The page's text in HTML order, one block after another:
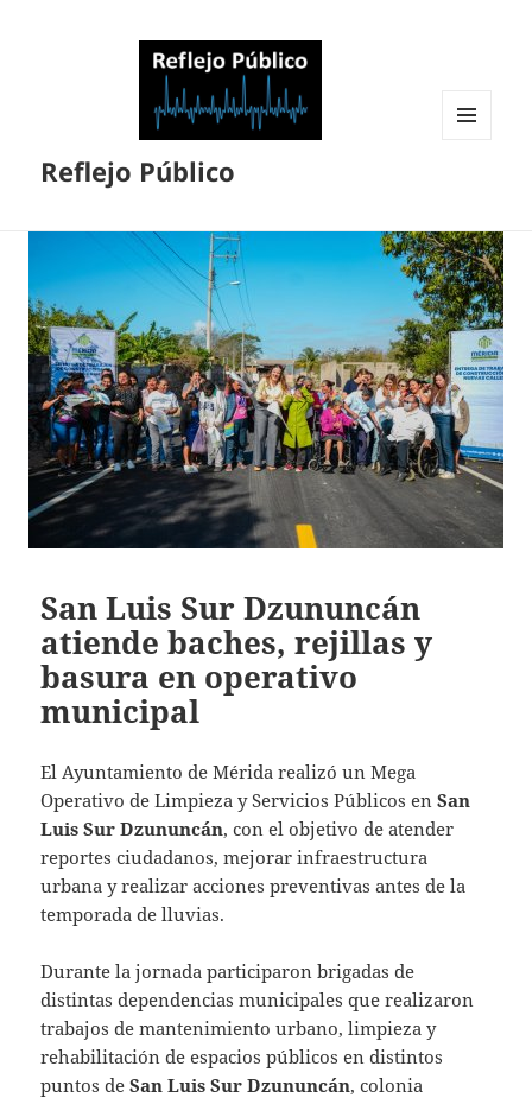
Reflejo Público
San Luis Sur Dzununcán
atiende baches, rejillas y
basura en operativo
municipal
El Ayuntamiento de Mérida realizó un Mega
Operativo de Limpieza y Servicios Públicos enSan
Luis Sur Dzununcán, con el objetivo de atender
reportes ciudadanos, mejorar infraestructura
urbana y realizar acciones preventivas antes de la
temporada de lluvias.
Durante la jornada participaron brigadas de
distintas dependencias municipales que realizaron
trabajos de mantenimiento urbano, limpieza y
rehabilitación de espacios públicos en distintos
puntos deSan Luis Sur Dzununcán, colonia